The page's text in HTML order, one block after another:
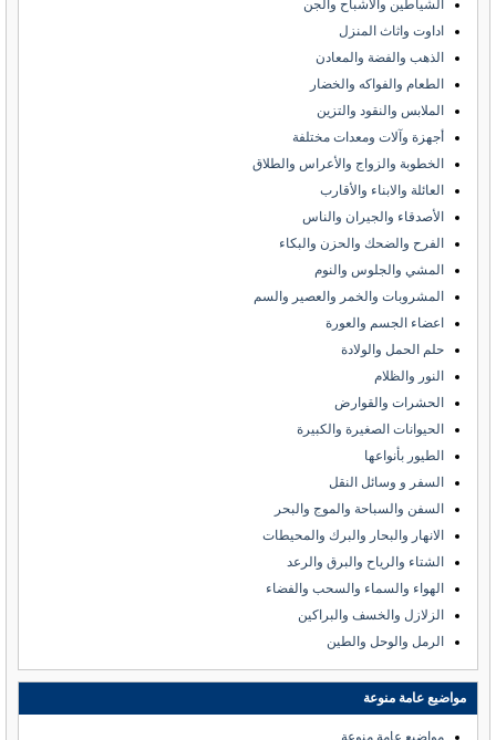
الشياطين والاشباح والجن
اداوت واثاث المنزل
الذهب والفضة والمعادن
الطعام والفواكه والخضار
الملابس والنقود والتزين
أجهزة وآلات ومعدات مختلفة
الخطوبة والزواج والأعراس والطلاق
العائلة والابناء والأقارب
الأصدقاء والجيران والناس
الفرح والضحك والحزن والبكاء
المشي والجلوس والنوم
المشروبات والخمر والعصير والسم
اعضاء الجسم والعورة
حلم الحمل والولادة
النور والظلام
الحشرات والقوارض
الحيوانات الصغيرة والكبيرة
الطيور بأنواعها
السفر و وسائل النقل
السفن والسباحة والموج والبحر
الانهار والبحار والبرك والمحيطات
الشتاء والرياح والبرق والرعد
الهواء والسماء والسحب والفضاء
الزلازل والخسف والبراكين
الرمل والوحل والطين
مواضيع عامة منوعة
مواضيع عامة منوعة